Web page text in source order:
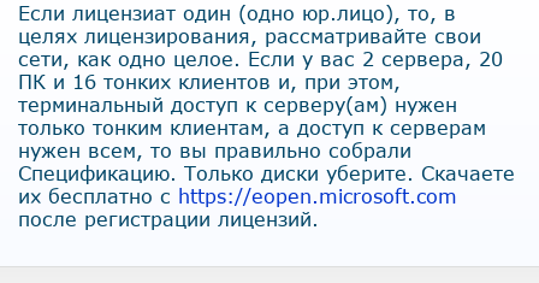
Если лицензиат один (одно юр.лицо), то, в
целях лицензирования, рассматривайте свои
сети, как одно целое. Если у вас 2 сервера, 20
ПК и 16 тонких клиентов и, при этом,
терминальный доступ к серверу(ам) нужен
только тонким клиентам, а доступ к серверам
нужен всем, то вы правильно собрали
Спецификацию. Только диски уберите. Скачаете
их бесплатно с https://eopen.microsoft.com
после регистрации лицензий.